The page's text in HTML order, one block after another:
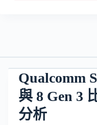
Qualcomm
與 8 Gen 3
分析